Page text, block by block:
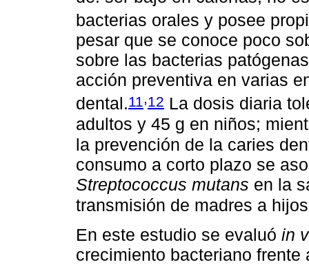
bacterias orales y posee
pesar que se conoce poco
sobre las bacterias
acción preventiva en varias
dental.11 ,12 La dosis diaria
adultos y 45 g en niños;
la prevención de la caries
consumo a corto plazo se
Streptococcus mutans en la
transmisión de madres a
En este estudio se evaluó in
crecimiento bacteriano frente